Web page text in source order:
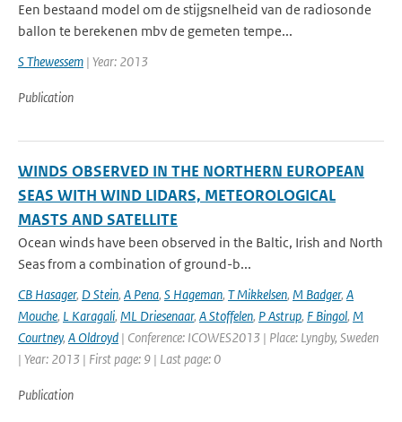
Een bestaand model om de stijgsnelheid van de radiosonde
ballon te berekenen mbv de gemeten tempe...
S Thewessem | Year: 2013
Publication
WINDS OBSERVED IN THE NORTHERN EUROPEAN
SEAS WITH WIND LIDARS, METEOROLOGICAL
MASTS AND SATELLITE
Ocean winds have been observed in the Baltic, Irish and North
Seas from a combination of ground-b...
CB Hasager, D Stein, A Pena, S Hageman, T Mikkelsen, M Badger, A
Mouche, L Karagali, ML Driesenaar, A Stoffelen, P Astrup, F Bingol, M
Courtney, A Oldroyd | Conference: ICOWES2013 | Place: Lyngby, Sweden
| Year: 2013 | First page: 9 | Last page: 0
Publication